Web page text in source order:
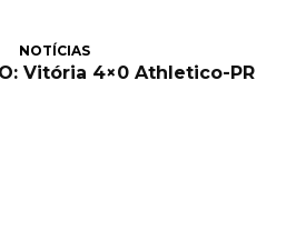
NOTÍCIAS
Vitória 4×0 Athletico-PR